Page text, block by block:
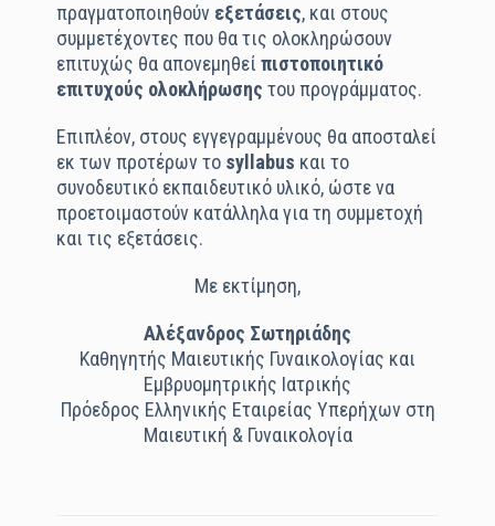
πραγματοποιηθούν εξετάσεις, και στους
συμμετέχοντες που θα τις ολοκληρώσουν
επιτυχώς θα απονεμηθείπιστοποιητικό
επιτυχούς ολοκλήρωσηςτου προγράμματος.
Επιπλέον, στους εγγεγραμμένους θα αποσταλεί
εκ των προτέρων το syllabus και το
συνοδευτικό εκπαιδευτικό υλικό, ώστε να
προετοιμαστούν κατάλληλα για τη συμμετοχή
και τις εξετάσεις.
Με εκτίμηση,
Αλέξανδρος Σωτηριάδης
Καθηγητής Μαιευτικής Γυναικολογίας και
Εμβρυομητρικής Ιατρικής
Πρόεδρος Ελληνικής Εταιρείας Υπερήχων στη
Μαιευτική & Γυναικολογία